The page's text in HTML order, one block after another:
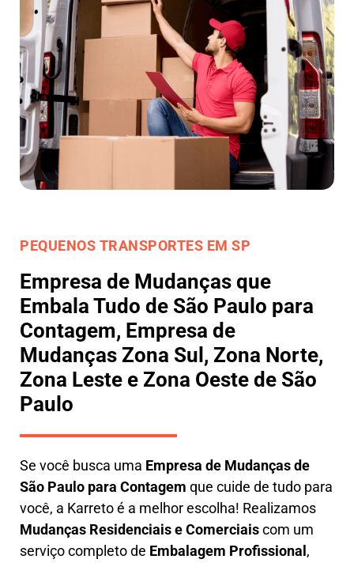
PEQUENOS TRANSPORTES EM SP
Empresa de Mudanças que
Embala Tudo de São Paulo para
Contagem, Empresa de
Mudanças Zona Sul, Zona Norte,
Zona Leste e Zona Oeste de São
Paulo
Se você busca uma Empresa de Mudanças de
São Paulo para Contagem que cuide de tudo para
você, a Karretoé a melhor escolha! Realizamos
Mudanças Residenciais e Comerciaiscom um
serviço completo de Embalagem Profissional ,